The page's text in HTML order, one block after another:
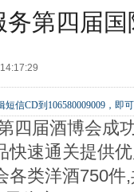
第四届
短信CD到106580009009，即
届酒博会成
快速通关提供
各类洋酒750